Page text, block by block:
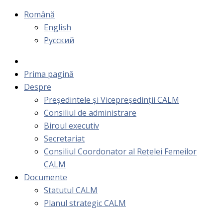
Română
English
Русский
Prima pagină
Despre
Președintele și Vicepreședinții CALM
Consiliul de administrare
Biroul executiv
Secretariat
Consiliul Coordonator al Rețelei Femeilor
CALM
Documente
Statutul CALM
Planul strategic CALM